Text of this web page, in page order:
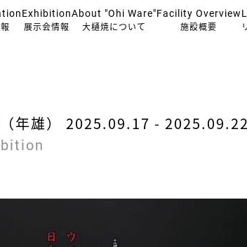
Exhibition
展示会情報
About "Ohi Ware"
大樋焼について
Facility Overview
施設概要
年雄） 2025.09.17 - 2025.09.22